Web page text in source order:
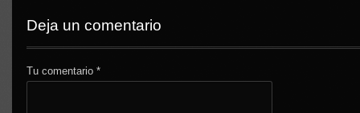
Deja un comentario
Tu comentario*